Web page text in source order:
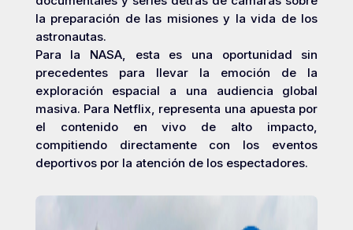
la preparación de las misiones y la vida de los
astronautas.
Para la NASA, esta es una oportunidad sin
precedentes para llevar la emoción de la
exploración espacial a una audiencia global
masiva. Para Netflix, representa una apuesta por
el contenido en vivo de alto impacto,
compitiendo directamente con los eventos
deportivos por la atención de los espectadores.